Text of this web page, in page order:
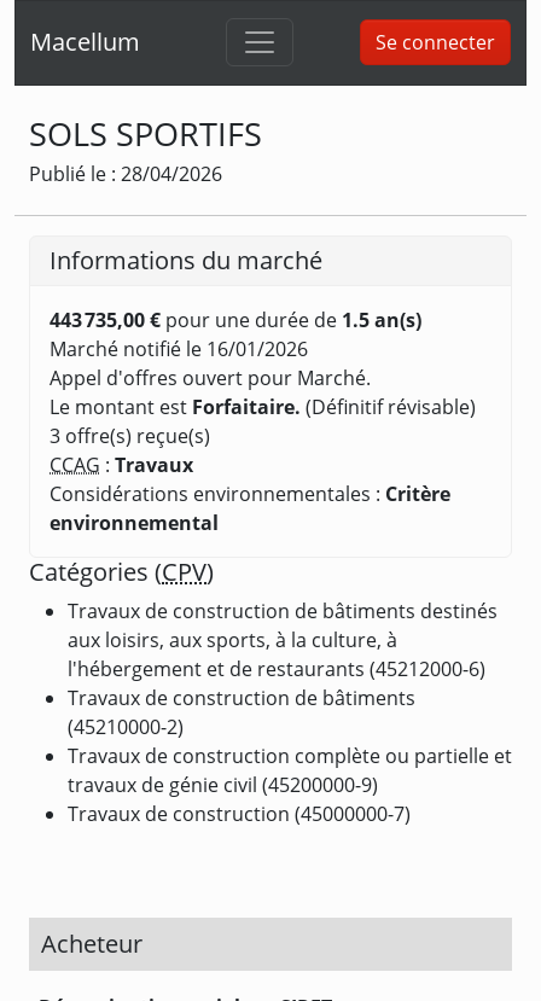
Macellum Se connecter
SOLS SPORTIFS
Publié le : 28/04/2026
Informations du marché
443 735,00 € pour une durée de 1.5 an(s)
Marché notifié le 16/01/2026
Appel d'offres ouvert pour Marché.
Le montant est Forfaitaire. (Définitif révisable)
3 offre(s) reçue(s)
CCAG : Travaux
Considérations environnementales : Critère
environnemental
Catégories (CPV)
Travaux de construction de bâtiments destinés
aux loisirs, aux sports, à la culture, à
l'hébergement et de restaurants (45212000-6)
Travaux de construction de bâtiments
(45210000-2)
Travaux de construction complète ou partielle et
travaux de génie civil (45200000-9)
Travaux de construction (45000000-7)
Acheteur